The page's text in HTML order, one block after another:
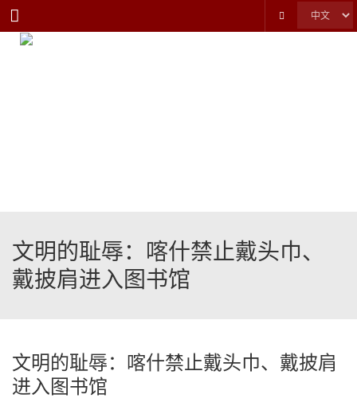
Menu
文明的耻辱：喀什禁止戴头巾、
戴披肩进入图书馆
文明的耻辱：喀什禁止戴头巾、戴披肩
进入图书馆